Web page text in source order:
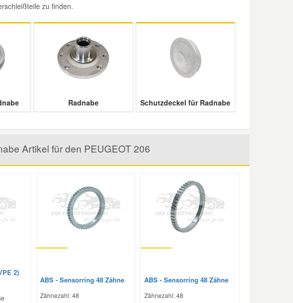
zu finden.
Radnabe Schutzdeckel für Radnabe
Artikel für den PEUGEOT 206
2)
ABS - Sensorring 48 Zähne
Zähnezahl: 48
ABS - Sensorring 48 Zähne
Zähnezahl: 48